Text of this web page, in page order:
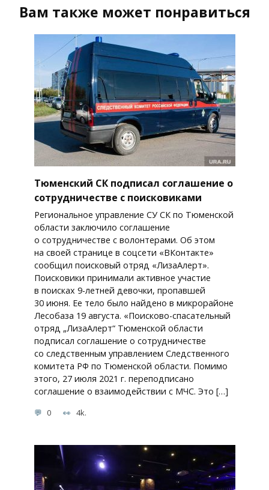
Вам также может понравиться
Тюменский СК подписал соглашение о
сотрудничестве с поисковиками
Региональное управление СУ СК по Тюменской
области заключило соглашение
о сотрудничестве с волонтерами. Об этом
на своей странице в соцсети «ВКонтакте»
сообщил поисковый отряд «ЛизаАлерт».
Поисковики принимали активное участие
в поисках 9-летней девочки, пропавшей
30 июня. Ее тело было найдено в микрорайоне
Лесобаза 19 августа. «Поисково-спасательный
отряд „ЛизаАлерт“ Тюменской области
подписал соглашение о сотрудничестве
со следственным управлением Следственного
комитета РФ по Тюменской области. Помимо
этого, 27 июля 2021 г. переподписано
соглашение о взаимодействии с МЧС. Это […]
0 4k.